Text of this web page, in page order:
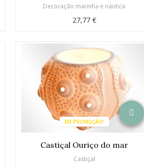
Decoração marinha e náutica
27,77 €
EM PROMOÇÃO!
Castiçal Ouriço do mar
Castiçal